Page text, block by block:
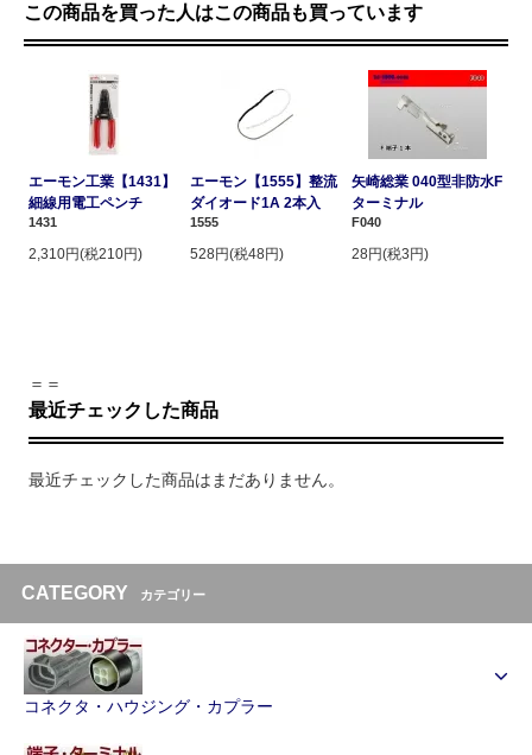
この商品を買った人はこの商品も買っています
エーモン工業【1431】
細線用電工ペンチ
1431
2,310円(税210円)
エーモン【1555】整流
ダイオード1A 2本入
1555
528円(税48円)
矢崎総業 040型非防水F
ターミナル
F040
28円(税3円)
＝＝
最近チェックした商品
最近チェックした商品はまだありません。
CATEGORY カテゴリー
コネクタ・ハウジング・カプラー